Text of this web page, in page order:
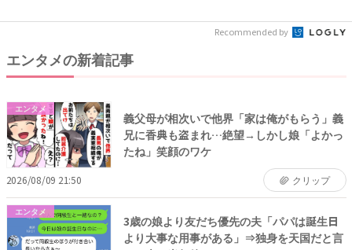
Recommended by
エンタメの新着記事
エンタメ
義父母が相次いで他界「家は俺がもらう」義
兄に香典も盗まれ…絶望→しかし娘「よかっ
たね」笑顔のワケ
2026/08/09 21:50 クリップ
エンタメ
3歳の娘より友だち優先の夫「パパは誕生日
より大事な用事がある」⇒独身を天国だと言